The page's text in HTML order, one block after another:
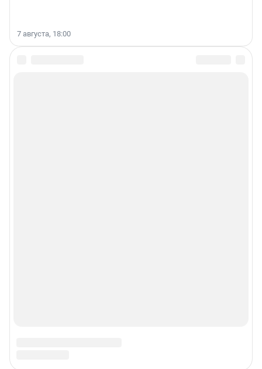
7 августа, 18:00